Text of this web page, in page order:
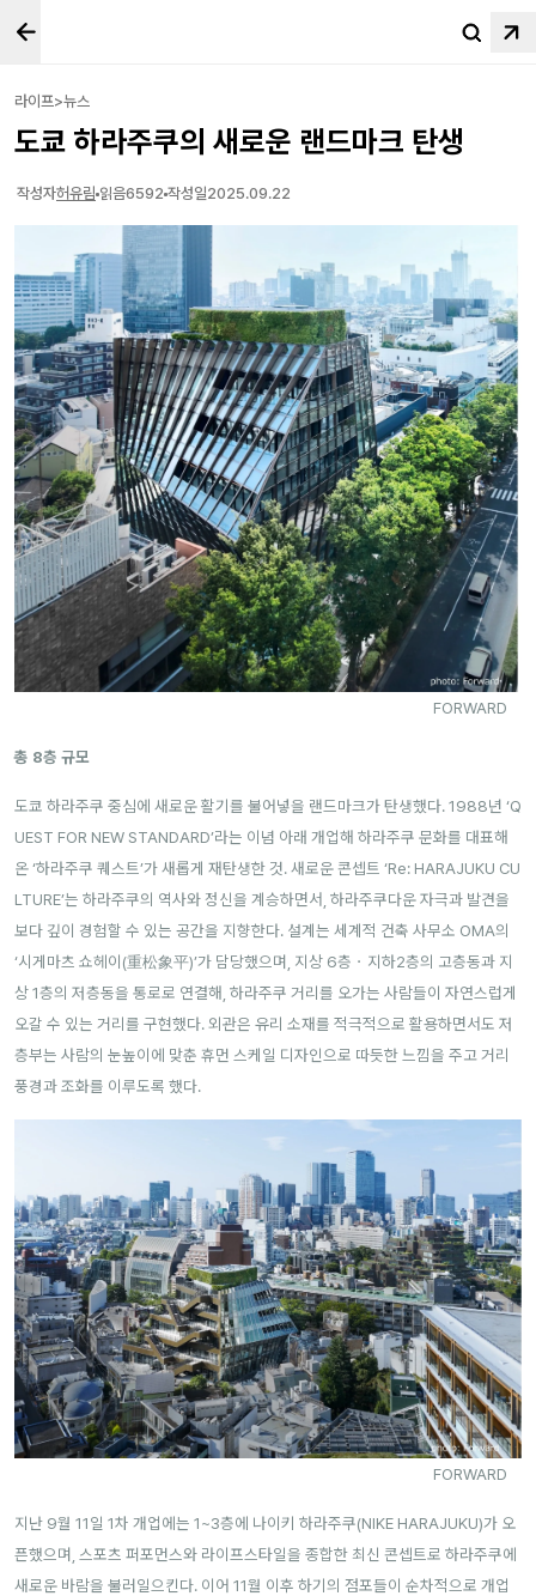
라이프>뉴스
도쿄 하라주쿠의 새로운 랜드마크 탄생
작성자허유림 읽음6592 작성일2025.09.22
FORWARD
총 8층 규모
도쿄 하라주쿠 중심에 새로운 활기를 불어넣을 랜드마크가 탄생했다.1988년 ‘Q
UEST FOR NEW STANDARD’라는 이념 아래 개업해 하라주쿠 문화를 대표해
온 ‘하라주쿠 퀘스트’가 새롭게 재탄생한 것. 새로운 콘셉트 ‘Re: HARAJUKU CU
LTURE’는 하라주쿠의 역사와 정신을 계승하면서, 하라주쿠다운 자극과 발견을
보다 깊이 경험할 수 있는 공간을 지향한다. 설계는 세계적 건축 사무소 OMA의
‘시게마츠 쇼헤이(重松象平)’가 담당했으며, 지상 6층・지하2층의 고층동과 지
상 1층의 저층동을 통로로 연결해, 하라주쿠 거리를 오가는 사람들이 자연스럽게
오갈 수 있는 거리를 구현했다. 외관은 유리 소재를 적극적으로 활용하면서도 저
층부는 사람의 눈높이에 맞춘 휴먼 스케일 디자인으로 따듯한 느낌을 주고 거리
풍경과 조화를 이루도록 했다.
FORWARD
지난 9월 11일 1차 개업에는 1~3층에 나이키 하라주쿠(NIKE HARAJUKU)가 오
픈했으며, 스포츠 퍼포먼스와 라이프스타일을 종합한 최신 콘셉트로 하라주쿠에
새로운 바람을 불러일으킨다. 이어 11월 이후 하기의 점포들이 순차적으로 개업